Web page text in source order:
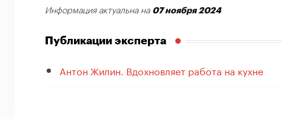
Информация актуальна на 07 ноября 2024
Публикации эксперта
Антон Жилин. Вдохновляет работа на кухне